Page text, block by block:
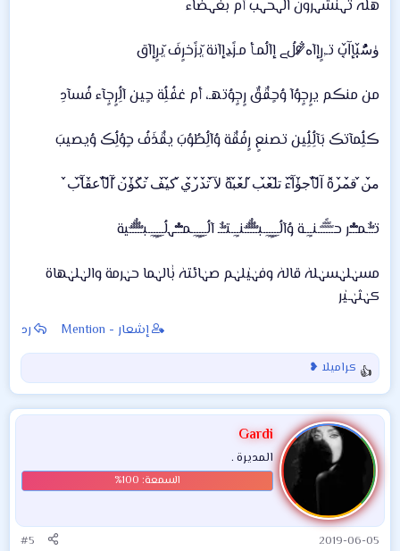
هلہ تہنشہرون الہحہب أم بغہضاء
ۈسًٌُُ̜̌بإآ̜̌ب تـ,رٍإآه̷̸̐ ۶لُﮯ إآلُمـأ مـزًﮃإآنة ̜̌بزًخرٍفَ ̜̌برٍإآق
من منڪم يرٍجٍوُآ وُحٍقٌقٌ رٍجٍوُتهـ، أم غفُلُِة حٍين آلُِرٍجٍآء فُسآدِ
ڪلُِمآتڪ بَآلُِلُِين تصنعٍ رٍفُقٌة وُآلُِطُوُبَ يقٌذَفُ حٍوُلُِڪ وُيصيبَ
م̀́ن̀́ ق̀́م̀́ر̀́ة آ̀́ل̀́أج̀́ۈ̀́آ̀́ء ت̀́ل̀́ع̀́ب̀́ ل̀́ع̀́ب̀́ة ل̀́آ̀́ ت̀́د̀́ر̀́ي̀́ ك̀́ي̀́ف̀́ ت̀́ك̀́ۈ̀́ن̀́ آ̀́ل̀́أع̀́ق̀́آ̀́ب̀́
تـٌـٌٌـمـْـْْـْر حـًـًًـًًًـًًـًـنـِِـِـة وُآلُـِـِِـِِِـِِـِـبـٌـٌٌـٌٌٌـٌٌـٌنـِِـِـتـٌـٌٌـ آلُـِـِِـِِِـِِـِـمـْـْْـْﮩلُـِـِِـِِِـِِـِـبـٌـٌٌـٌٌٌـٌٌـٌية
مسہٰلہٰسہٰلہٰ قالہٰ وفہٰيٰلہٰم صہٰائتہٰ بٰٰالہٰما حہٰرمة والہٰلہٰهاة
كہٰثہٰـيٰر
إشعار - Mention رد
ا
ل
ت
ف
ا
ع
ل
ا
ت
:
كراميلا ❥
Gardi
المديرة .
2019-06-05
#5